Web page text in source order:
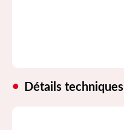
Détails techniques